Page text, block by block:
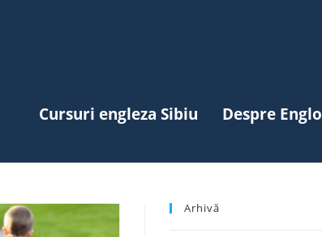
Cursuri engleza Sibiu Despre Englo
Arhivă